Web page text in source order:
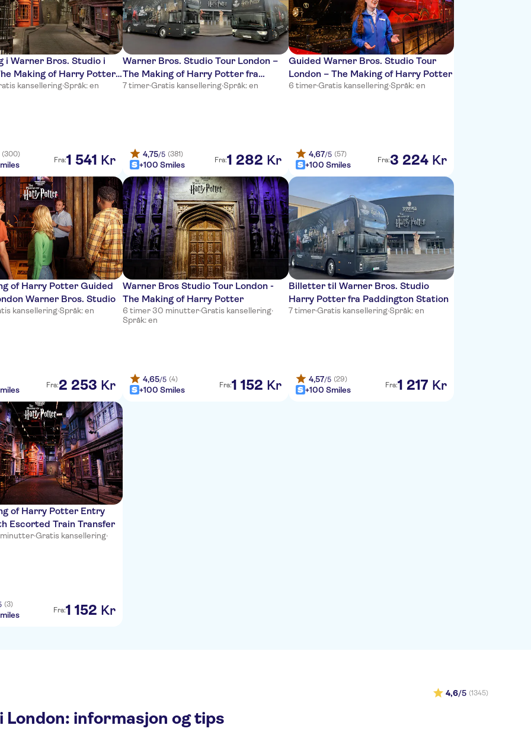
i Warner Bros. Studio i
Making of Harry Potter
transport
kansellering·Språk: en
(300)
Fra:1 541 Kr
Warner Bros. Studio Tour London –
The Making of Harry Potter fra
London Victoria
7 timer·Gratis kansellering·Språk: en
4,75/5 (381)
+100 Smiles Fra:1 282 Kr
Guided Warner Bros. Studio Tour
London – The Making of Harry Potter
6 timer·Gratis kansellering·Språk: en
4,67/5 (57)
+100 Smiles Fra:3 224 Kr
of Harry Potter Guided
Warner Bros. Studio
kansellering·Språk: en
Fra:2 253 Kr
Warner Bros Studio Tour London -
The Making of Harry Potter
6 timer 30 minutter·Gratis kansellering·
Språk: en
4,65/5 (4)
+100 Smiles Fra:1 152 Kr
Billetter til Warner Bros. Studio
Harry Potter fra Paddington Station
7 timer·Gratis kansellering·Språk: en
4,57/5 (29)
+100 Smiles Fra:1 217 Kr
of Harry Potter Entry
Escorted Train Transfer
·Gratis kansellering·
(3)
Fra:1 152 Kr
4,6/5 (1345)
informasjon og tips